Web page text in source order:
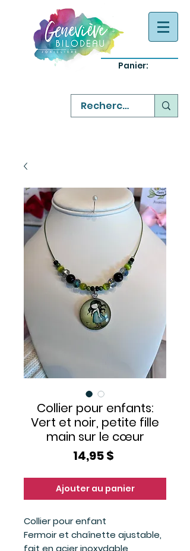
Panier:
Collier pour enfants:
Vert et noir, petite fille
main sur le cœur
14,95 $
Ajouter au panier
Collier pour enfant
Fermoir et chaînette ajustable,
fait en acier inoxydable